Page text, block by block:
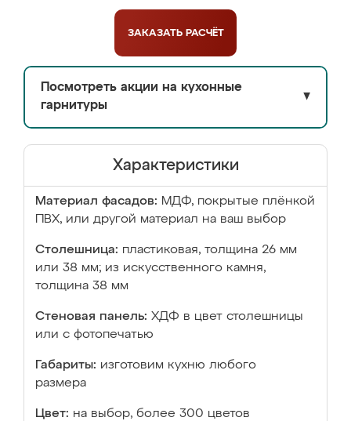
ЗАКАЗАТЬ РАСЧЁТ
Посмотреть акции на кухонные
гарнитуры
▼
Характеристики
Материал фасадов: МДФ, покрытые плёнкой
ПВХ, или другой материал на ваш выбор
Столешница: пластиковая, толщина 26 мм
или 38 мм; из искусственного камня,
толщина 38 мм
Стеновая панель: ХДФ в цвет столешницы
или с фотопечатью
Габариты: изготовим кухню любого
размера
Цвет: на выбор, более 300 цветов